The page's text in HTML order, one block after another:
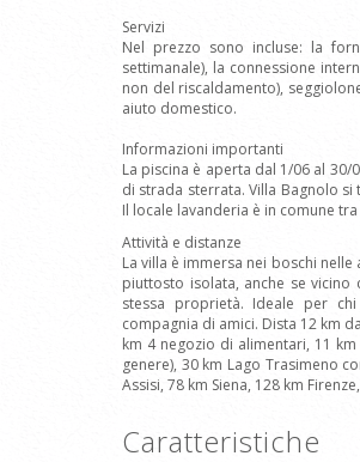
Servizi
Nel prezzo sono incluse: la
settimanale), la connessione
non del riscaldamento),
aiuto domestico.
Informazioni importanti
La piscina è aperta dal 1/06 al 30/
di strada sterrata. Villa Bagnolo
Il locale lavanderia è in comune
Attività e distanze
La villa è immersa nei boschi
piuttosto isolata, anche se vicino
stessa proprietà. Ideale per
compagnia di amici. Dista 12 km
km 4 negozio di alimentari, 11
genere), 30 km Lago Trasimeno
Assisi, 78 km Siena, 128 km
Caratteristiche